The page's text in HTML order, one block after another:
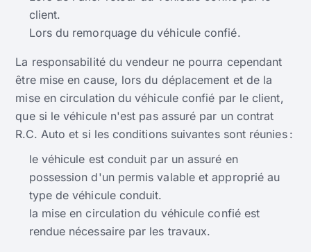
client.
Lors du remorquage du véhicule confié.
La responsabilité du vendeur ne pourra cependant
être mise en cause, lors du déplacement et de la
mise en circulation du véhicule confié par le client,
que si le véhicule n'est pas assuré par un contrat
R.C. Auto et si les conditions suivantes sont réunies :
le véhicule est conduit par un assuré en
possession d'un permis valable et approprié au
type de véhicule conduit.
la mise en circulation du véhicule confié est
rendue nécessaire par les travaux.